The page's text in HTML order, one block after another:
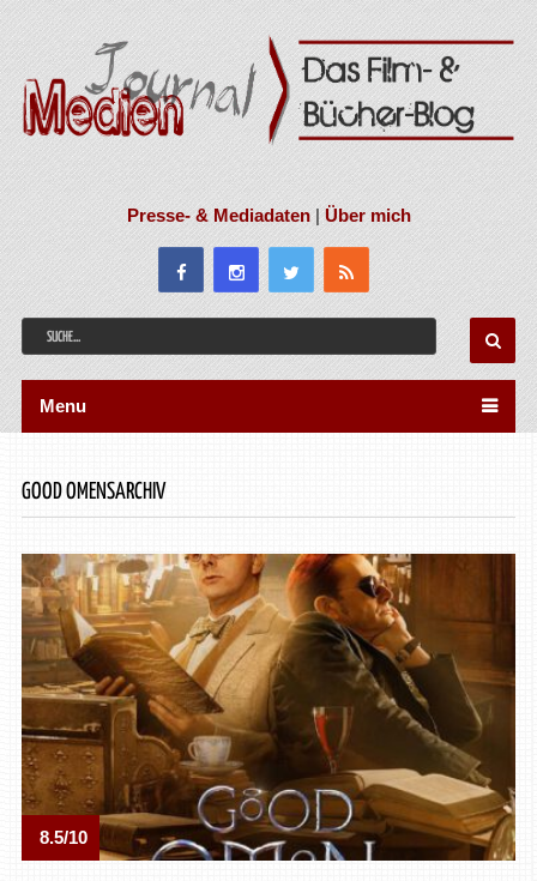
Presse- & Mediadaten|Über mich
Menu
GOOD OMENSARCHIV
8.5/10